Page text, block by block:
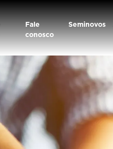
Fale
conosco
Seminovos